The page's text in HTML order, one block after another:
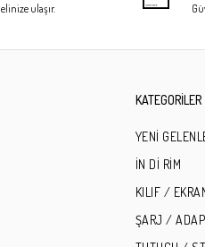
ulaşır.
KATEGORİLER
YENİ
İN Dİ RİM
KILIF /
ŞARJ /